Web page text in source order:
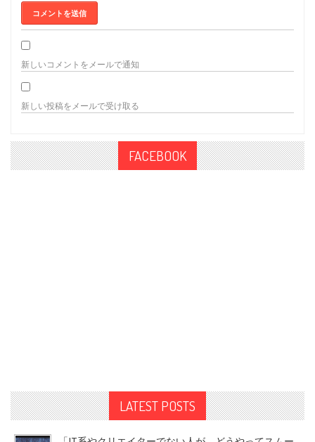
新しいコメントをメールで通知
新しい投稿をメールで受け取る
FACEBOOK
LATEST POSTS